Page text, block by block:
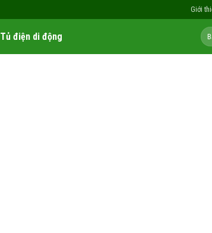
Giới
Tủ điện di động
Tìm